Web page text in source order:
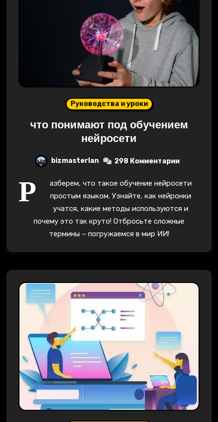
Руководства и уроки
что понимают под обучением
нейросети
bizmasterlan 298 Комментарии
Р
азберем, что такое обучение нейросети
простым языком. Узнайте, как нейронки
учатся, какие методы используются и
почему это так круто! Отбросьте сложные
термины – погружаемся в мир ИИ!